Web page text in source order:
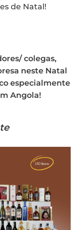
de Natal!
colegas,
neste Natal
especialmente
Angola!